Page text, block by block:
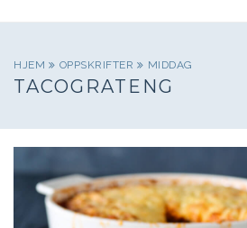
HJEM OPPSKRIFTER MIDDAG
TACOGRATENG